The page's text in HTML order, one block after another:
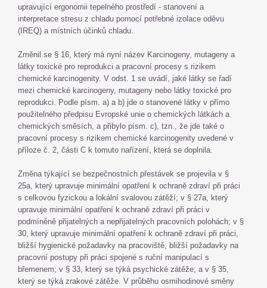
upravující ergonomii tepelného prostředí - stanovení a
interpretace stresu z chladu pomocí potřebné izolace oděvu
(IREQ) a místních účinků chladu.
Změnil se § 16, který má nyní název Karcinogeny, mutageny a
látky toxické pro reprodukci a pracovní procesy s rizikem
chemické karcinogenity. V odst. 1 se uvádí, jaké látky se řadí
mezi chemické karcinogeny, mutageny nebo látky toxické pro
reprodukci. Podle písm. a) a b) jde o stanovené látky v přímo
použitelného předpisu Evropské unie o chemických látkách a
chemických směsích, a přibylo písm. c), tzn., že jde také o
pracovní procesy s rizikem chemické karcinogenity uvedené v
příloze č. 2, části C k tomuto nařízení, která se doplnila.
Změna týkající se bezpečnostních přestávek se projevila v §
25a, který upravuje minimální opatření k ochraně zdraví při práci
s celkovou fyzickou a lokální svalovou zátěží; v § 27a, který
upravuje minimální opatření k ochraně zdraví při práci v
podmíněně přijatelných a nepřijatelných pracovních polohách; v §
30, který upravuje minimální opatření k ochraně zdraví při práci,
bližší hygienické požadavky na pracoviště, bližší požadavky na
pracovní postupy při práci spojené s ruční manipulací s
břemenem; v § 33, který se týká psychické zátěže; a v § 35,
který se týká zrakové zátěže. V průběhu osmihodinové směny